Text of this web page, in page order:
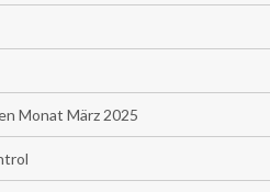
Monat März 2025